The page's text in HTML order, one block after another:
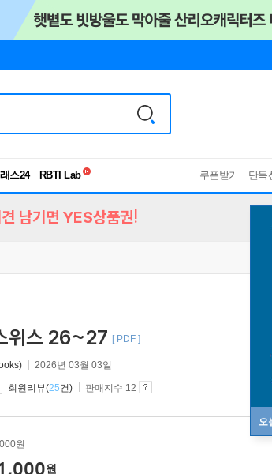
스24
RBTI Lab
쿠폰받기 단독
오
남기면 YES상품권!
위스 26~27 [ PDF ]
2026년 03월 03일
회원리뷰(25건) 판매지수 12
원
원